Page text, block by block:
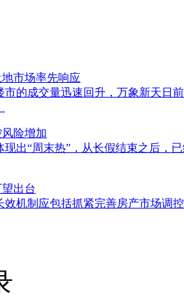
市场率先响应
市的成交量迅速回升，万象新天日
险增加
出“周末热”，从长假结束之后，
出台
效机制应包括抓紧完善房产市场调